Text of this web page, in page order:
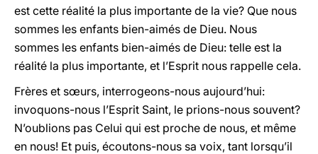
est cette réalité la plus importante de la vie? Que nous
sommes les enfants bien-aimés de Dieu. Nous
sommes les enfants bien-aimés de Dieu: telle est la
réalité la plus importante, et l’Esprit nous rappelle cela.
Frères et sœurs, interrogeons-nous aujourd’hui:
invoquons-nous l’Esprit Saint, le prions-nous souvent?
N’oublions pas Celui qui est proche de nous, et même
en nous! Et puis, écoutons-nous sa voix, tant lorsqu’il